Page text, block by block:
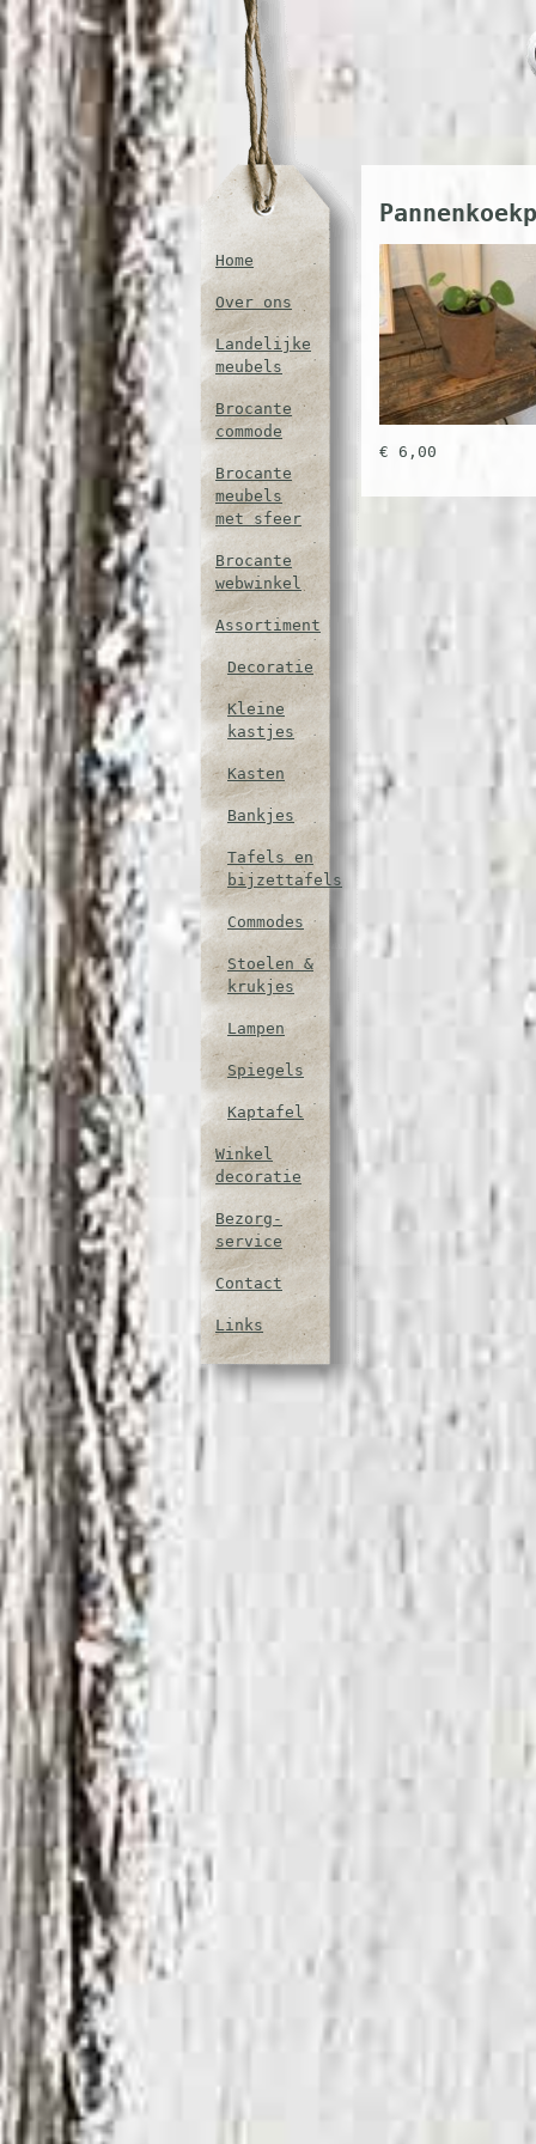
Home
Over ons
Landelijke
meubels
Brocante
commode
Brocante
meubels
met sfeer
Brocante
webwinkel
Assortiment
Decoratie
Kleine
kastjes
Kasten
Bankjes
Tafels en
bijzettafels
Commodes
Stoelen &
krukjes
Lampen
Spiegels
Kaptafel
Winkel
decoratie
Bezorg-
service
Contact
Links
€ 6,00